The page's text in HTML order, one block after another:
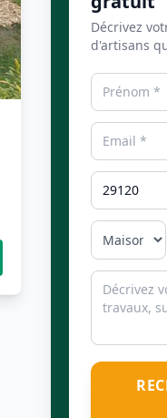
Décrivez
d'artisans